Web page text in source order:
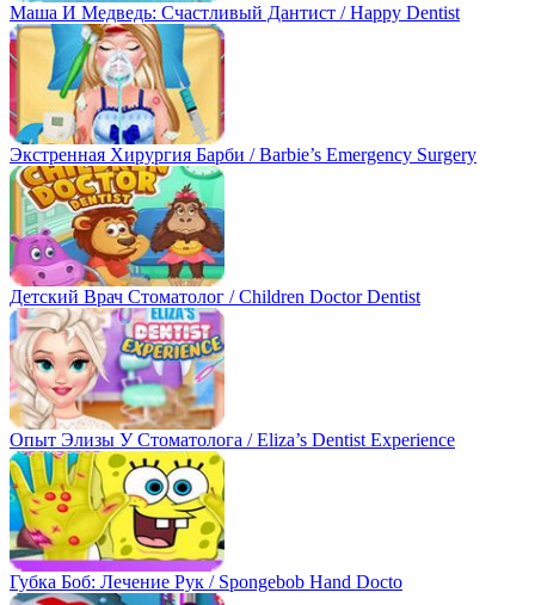
Маша И Медведь: Счастливый Дантист / Happy Dentist
Экстренная Хирургия Барби / Barbie’s Emergency Surgery
Детский Врач Стоматолог / Children Doctor Dentist
Опыт Элизы У Стоматолога / Eliza’s Dentist Experience
Губка Боб: Лечение Рук / Spongebob Hand Docto